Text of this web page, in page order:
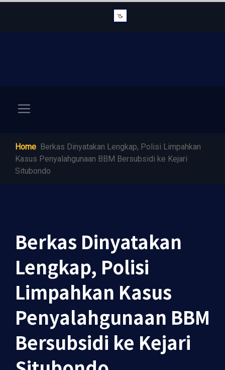
Home Berkas Dinyatakan Lengkap, Polisi Limpahkan
Kasus Penyalahgunaan BBM Bersubsidi ke Kejari
Situbondo
Berkas Dinyatakan
Lengkap, Polisi
Limpahkan Kasus
Penyalahgunaan BBM
Bersubsidi ke Kejari